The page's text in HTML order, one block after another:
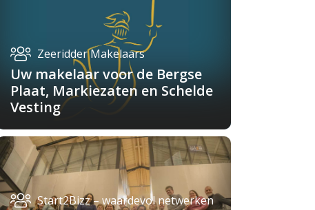
Zeeridder Makelaars
Uw makelaar voor de Bergse
Plaat, Markiezaten en Schelde
Vesting
Start2Bizz – waardevol netwerken